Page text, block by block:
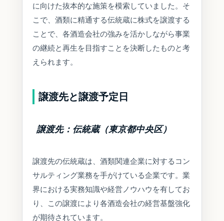
に向けた抜本的な施策を模索していました。そ
こで、酒類に精通する伝統蔵に株式を譲渡する
ことで、各酒造会社の強みを活かしながら事業
の継続と再生を目指すことを決断したものと考
えられます。
譲渡先と譲渡予定日
譲渡先：伝統蔵（東京都中央区）
譲渡先の伝統蔵は、酒類関連企業に対するコン
サルティング業務を手がけている企業です。業
界における実務知識や経営ノウハウを有してお
り、この譲渡により各酒造会社の経営基盤強化
が期待されています。